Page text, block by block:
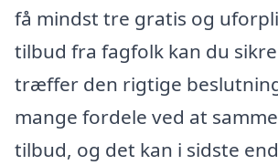
få mindst tre gratis og
tilbud fra fagfolk kan du
træffer den rigtige
mange fordele ved at
tilbud, og det kan i sidste